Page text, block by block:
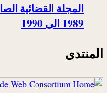
المجلة القضائية
1989 الى 1990
المنتدى